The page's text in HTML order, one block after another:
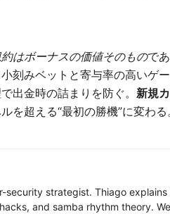
約はボーナスの価値そのもので
刻みベットと寄与率の高いゲ
出金時の詰まりを防ぐ。 新規
を超える“最初の勝機”に変わる
security strategist. Thiago explains
and samba rhythm theory.